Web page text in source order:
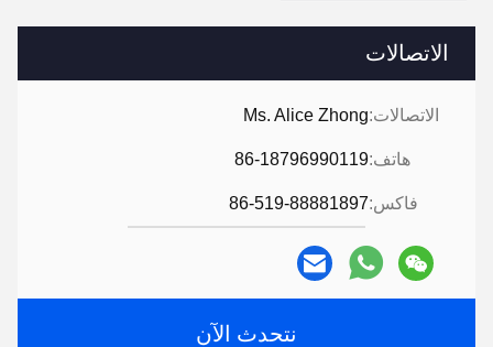
الاتصالات
الاتصالات:Ms. Alice Zhong
هاتف:86-18796990119
فاكس:86-519-88881897
نتحدث الآن